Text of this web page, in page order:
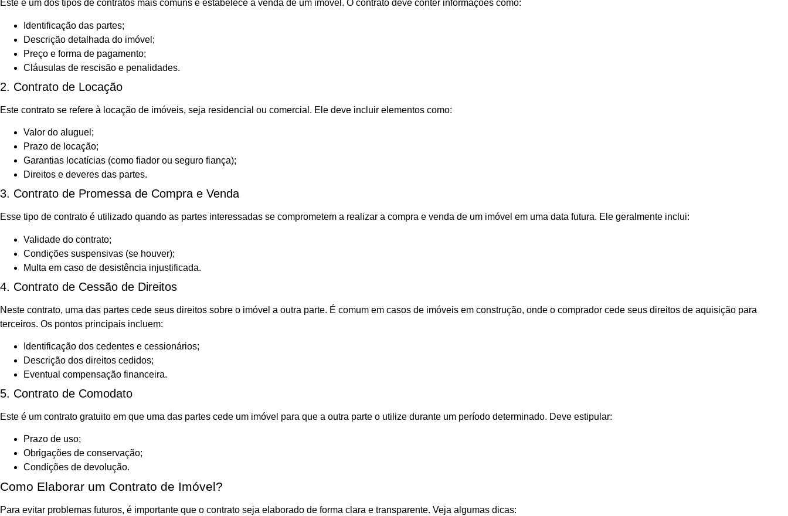
Este é um dos tipos de contratos mais comuns e estabelece a venda de um imóvel. O contrato deve conter informações como:
Identificação das partes;
Descrição detalhada do imóvel;
Preço e forma de pagamento;
Cláusulas de rescisão e penalidades.
2. Contrato de Locação
Este contrato se refere à locação de imóveis, seja residencial ou comercial. Ele deve incluir elementos como:
Valor do aluguel;
Prazo de locação;
Garantias locatícias (como fiador ou seguro fiança);
Direitos e deveres das partes.
3. Contrato de Promessa de Compra e Venda
Esse tipo de contrato é utilizado quando as partes interessadas se comprometem a realizar a compra e venda de um imóvel em uma data futura. Ele geralmente inclui:
Validade do contrato;
Condições suspensivas (se houver);
Multa em caso de desistência injustificada.
4. Contrato de Cessão de Direitos
Neste contrato, uma das partes cede seus direitos sobre o imóvel a outra parte. É comum em casos de imóveis em construção, onde o comprador cede seus direitos de aquisição para
terceiros. Os pontos principais incluem:
Identificação dos cedentes e cessionários;
Descrição dos direitos cedidos;
Eventual compensação financeira.
5. Contrato de Comodato
Este é um contrato gratuito em que uma das partes cede um imóvel para que a outra parte o utilize durante um período determinado. Deve estipular:
Prazo de uso;
Obrigações de conservação;
Condições de devolução.
Como Elaborar um Contrato de Imóvel?
Para evitar problemas futuros, é importante que o contrato seja elaborado de forma clara e transparente. Veja algumas dicas: